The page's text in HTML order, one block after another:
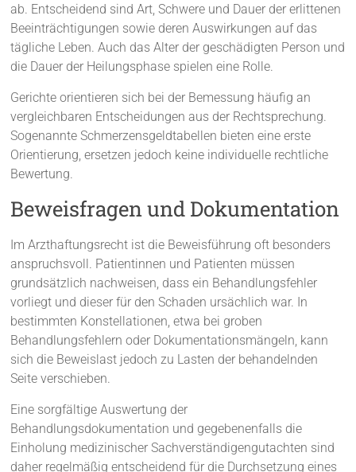
ab. Entscheidend sind Art, Schwere und Dauer der erlittenen
Beeinträchtigungen sowie deren Auswirkungen auf das
tägliche Leben. Auch das Alter der geschädigten Person und
die Dauer der Heilungsphase spielen eine Rolle.
Gerichte orientieren sich bei der Bemessung häufig an
vergleichbaren Entscheidungen aus der Rechtsprechung.
Sogenannte Schmerzensgeldtabellen bieten eine erste
Orientierung, ersetzen jedoch keine individuelle rechtliche
Bewertung.
Beweisfragen und Dokumentation
Im Arzthaftungsrecht ist die Beweisführung oft besonders
anspruchsvoll. Patientinnen und Patienten müssen
grundsätzlich nachweisen, dass ein Behandlungsfehler
vorliegt und dieser für den Schaden ursächlich war. In
bestimmten Konstellationen, etwa bei groben
Behandlungsfehlern oder Dokumentationsmängeln, kann
sich die Beweislast jedoch zu Lasten der behandelnden
Seite verschieben.
Eine sorgfältige Auswertung der
Behandlungsdokumentation und gegebenenfalls die
Einholung medizinischer Sachverständigengutachten sind
daher regelmäßig entscheidend für die Durchsetzung eines